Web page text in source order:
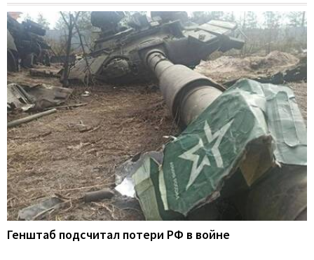
Генштаб подсчитал потери РФ в войне